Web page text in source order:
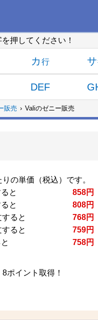
押してください！
カ サ
DEF
販売 Valiのゼニー販売
の単価（税込）です。
と
858円
と
808円
ると
768円
ると
759円
758円
ポイント取得！